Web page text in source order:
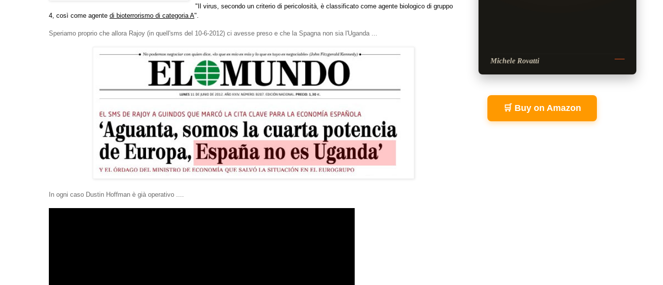
"Il virus, secondo un criterio di pericolosità, è classificato come agente biologico di gruppo
4, così come agente di bioterrorismo di categoria A".
Speriamo proprio che allora Rajoy (in quell'sms del 10-6-2012) ci avesse preso e che la Spagna non sia l'Uganda ...
In ogni caso Dustin Hoffman è già operativo ....
🛒 Buy on Amazon